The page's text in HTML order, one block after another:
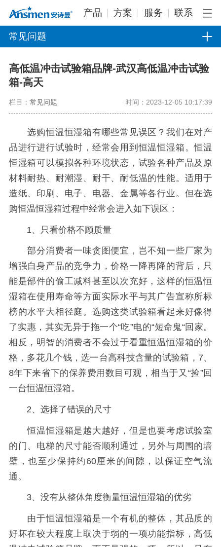
产品 方案 服务 联系
常见问题
高低温冲击试验箱品牌-武汉高低温冲击试验
箱-高天
栏目： 常见问题 时间：2023-12-05 10:17:39
选购恒温恒湿箱有哪些常见误区？我们在对产
品进行进行试验时，经常会用到恒温恒湿箱。恒温
恒湿箱可以模拟各种环境状态，试验各种产品及原
材料耐热、耐潮湿、耐干、耐低温的性能。适用于
造纸、印刷、电子、电器、金属等各行业。但在选
购恒温恒湿箱过程中经常会进入如下误区：
1、只看价格不顾质量
部分消费者一味贪图便宜，岂不知一些厂家为
增强自身产品的竞争力，价格一降再降的背后，只
能是部件的偷工减料甚至以次充好，这样的恒温恒
湿箱在使用寿命等方面实际水平与其广告宣称所标
榜的水平大相径庭。选购这类试验箱看起来好像得
了实惠，其实无异于拖一个“吃”电的“短命鬼“回家。
相反，明智的消费者不会过于看重恒温恒湿箱的价
格，多花几个钱，选一台高科技含量的试验箱，7、
8年下来省下的保养费用数目可观，相当于又“捡”回
一台恒温恒湿箱。
2、选择了错误的尺寸
恒温恒湿箱是越大越好，但是也要考虑试验室
的门、电梯的尺寸能否顺利通过，另外与周围的墙
壁，也至少保持约60厘米的间隙，以保证空气流
通。
3、没有从整体角度衡量恒温恒湿箱的优劣
由于恒温恒湿箱是一个有机的整体，其品质的
好坏在较大程度上取决于弱的一项功能指标，高低